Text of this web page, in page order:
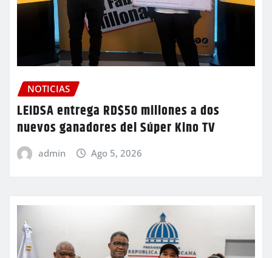
NOTICIAS
LEIDSA entrega RD$50 millones a dos
nuevos ganadores del Súper Kino TV
admin Ago 5, 2026